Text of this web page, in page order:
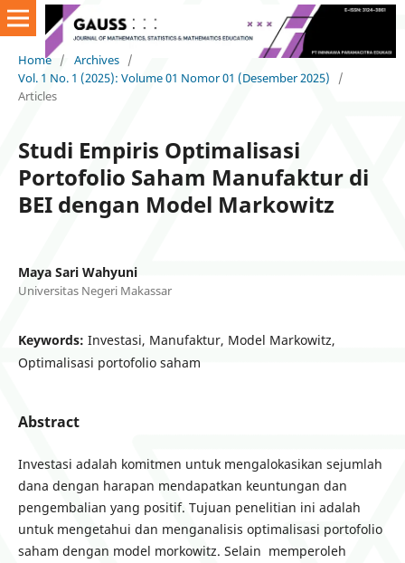
Home / Archives /
Vol. 1 No. 1 (2025): Volume 01 Nomor 01 (Desember 2025)
/
Articles
Studi Empiris Optimalisasi
Portofolio Saham Manufaktur di
BEI dengan Model Markowitz
Maya Sari Wahyuni
Universitas Negeri Makassar
Keywords: Investasi, Manufaktur, Model Markowitz,
Optimalisasi portofolio saham
Abstract
Investasi adalah komitmen untuk mengalokasikan sejumlah
dana dengan harapan mendapatkan keuntungan dan
pengembalian yang positif. Tujuan penelitian ini adalah
untuk mengetahui dan menganalisis optimalisasi portofolio
saham dengan model morkowitz. Selain memperoleh